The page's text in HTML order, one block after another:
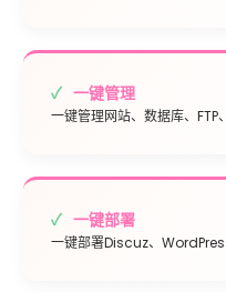
一键管理
一键管理网站、数据库、FTP
一键部署
一键部署Discuz、